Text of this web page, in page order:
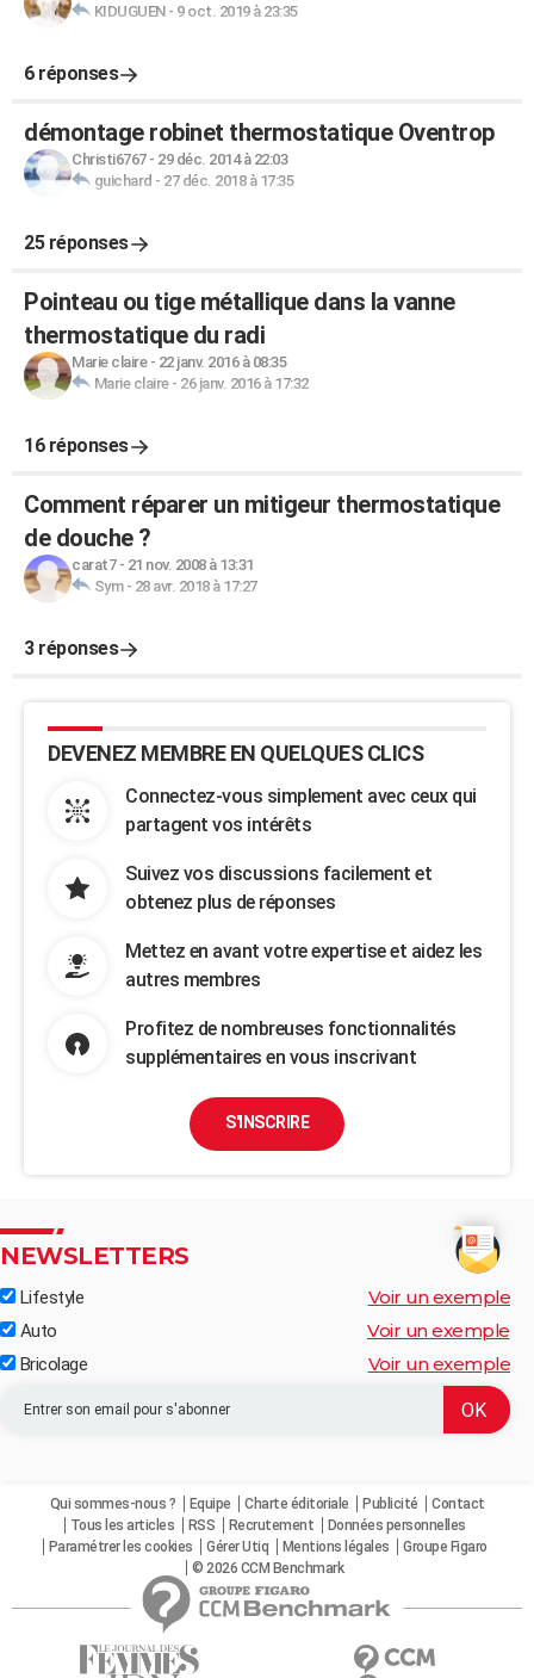
KIDUGUEN- 9 oct. 2019 à 23:35
6 réponses
démontage robinet thermostatique Oventrop
Christi6767- 29 déc. 2014 à 22:03
guichard - 27 déc. 2018 à 17:35
25 réponses
Pointeau ou tige métallique dans la vanne
thermostatique du radi
Marie claire- 22 janv. 2016 à 08:35
Marie claire- 26 janv. 2016 à 17:32
16 réponses
Comment réparer un mitigeur thermostatique
de douche ?
carat7- 21 nov. 2008 à 13:31
Sym- 28 avr. 2018 à 17:27
3 réponses
DEVENEZ MEMBRE EN QUELQUES CLICS
Connectez-vous simplement avec ceux qui
partagent vos intérêts
Suivez vos discussions facilement et
obtenez plus de réponses
Mettez en avant votre expertise et aidez les
autres membres
Profitez de nombreuses fonctionnalités
supplémentaires en vous inscrivant
S'INSCRIRE
NEWSLETTERS
Lifestyle Voir un exemple
Auto Voir un exemple
Bricolage Voir un exemple
Qui sommes-nous ? Equipe Charte éditoriale Publicité
Contact
Tous les articles
RSS Recrutement
Données personnelles
Paramétrer les cookies
Gérer Utiq Mentions légales
Groupe Figaro
© 2026 CCM Benchmark